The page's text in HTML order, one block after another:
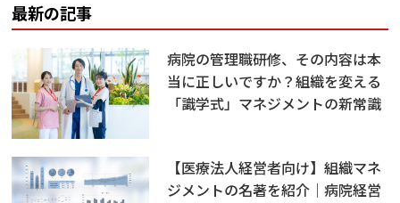
最新の記事
病院の管理職研修、その内容は本
当に正しいですか？組織を変える
「識学式」マネジメントの新常識
【医療法人経営者向け】組織マネ
ジメントの名著を紹介｜病院経営